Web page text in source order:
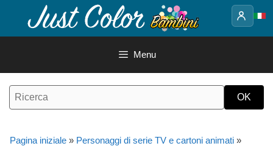
contenuto
Menu
Pagina iniziale » Personaggi di serie TV e cartoni animati »